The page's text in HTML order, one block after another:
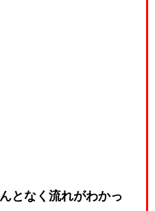
となく流れがわかっ